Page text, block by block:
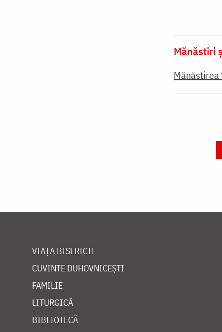
Mănăstiri
Mănăstirea
VIAȚA BISERICII
CUVINTE DUHOVNICEȘTI
FAMILIE
LITURGICĂ
BIBLIOTECĂ